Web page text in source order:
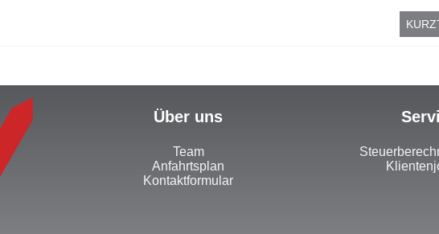
Über uns
Team
Anfahrtsplan
Kontaktformular